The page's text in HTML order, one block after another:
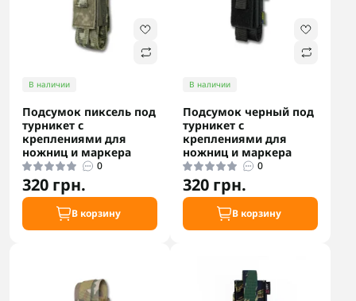
В наличии
Подсумок пиксель под
турникет с
креплениями для
ножниц и маркера
0
320 грн.
В корзину
В наличии
Подсумок черный под
турникет с
креплениями для
ножниц и маркера
0
320 грн.
В корзину